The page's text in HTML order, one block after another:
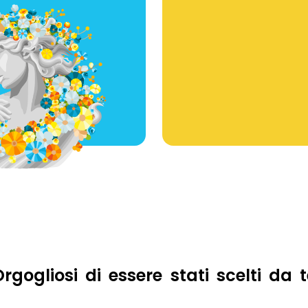
di essere stati scelti da